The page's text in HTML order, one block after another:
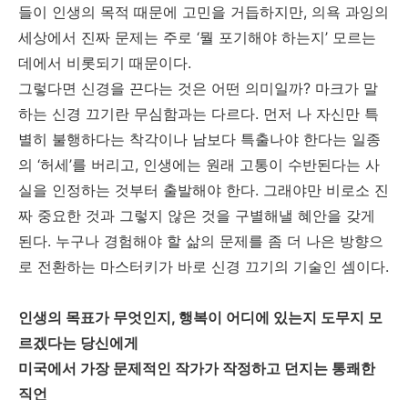
들이 인생의 목적 때문에 고민을 거듭하지만, 의욕 과잉의
세상에서 진짜 문제는 주로 ‘뭘 포기해야 하는지’ 모르는
데에서 비롯되기 때문이다.
그렇다면 신경을 끈다는 것은 어떤 의미일까? 마크가 말
하는 신경 끄기란 무심함과는 다르다. 먼저 나 자신만 특
별히 불행하다는 착각이나 남보다 특출나야 한다는 일종
의 ‘허세’를 버리고, 인생에는 원래 고통이 수반된다는 사
실을 인정하는 것부터 출발해야 한다. 그래야만 비로소 진
짜 중요한 것과 그렇지 않은 것을 구별해낼 혜안을 갖게
된다. 누구나 경험해야 할 삶의 문제를 좀 더 나은 방향으
로 전환하는 마스터키가 바로 신경 끄기의 기술인 셈이다.
인생의 목표가 무엇인지, 행복이 어디에 있는지 도무지 모
르겠다는 당신에게
미국에서 가장 문제적인 작가가 작정하고 던지는 통쾌한
직언